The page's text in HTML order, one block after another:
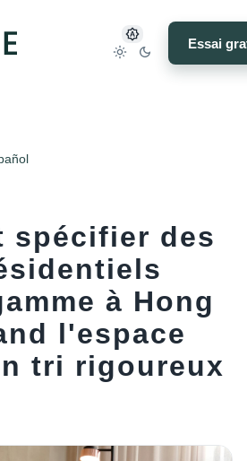
Essai
spécifier des
à Hong
l'espace
tri rigoureux